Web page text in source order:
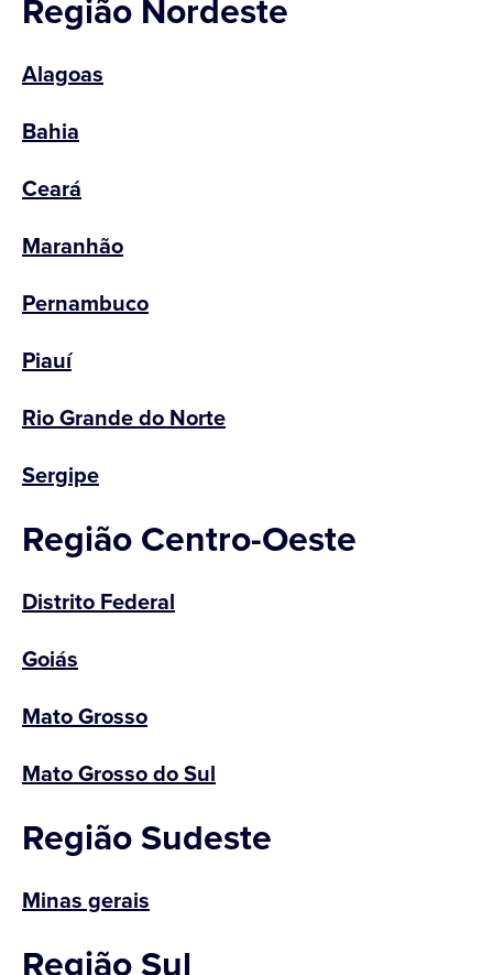
Região Nordeste
Alagoas
Bahia
Ceará
Maranhão
Pernambuco
Piauí
Rio Grande do Norte
Sergipe
Região Centro-Oeste
Distrito Federal
Goiás
Mato Grosso
Mato Grosso do Sul
Região Sudeste
Minas gerais
Região Sul